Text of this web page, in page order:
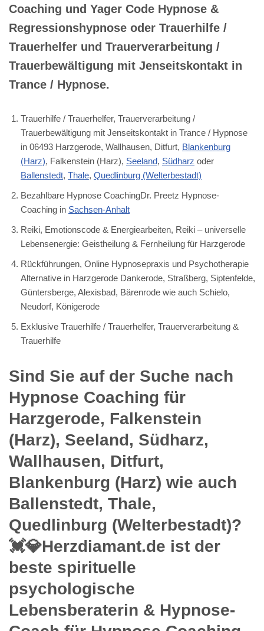
Coaching und Yager Code Hypnose &
Regressionshypnose oder Trauerhilfe /
Trauerhelfer und Trauerverarbeitung /
Trauerbewältigung mit Jenseitskontakt in
Trance / Hypnose.
Trauerhilfe / Trauerhelfer, Trauerverarbeitung /
Trauerbewältigung mit Jenseitskontakt in Trance / Hypnose
in 06493 Harzgerode, Wallhausen, Ditfurt, Blankenburg
(Harz), Falkenstein (Harz), Seeland, Südharz oder
Ballenstedt, Thale, Quedlinburg (Welterbestadt)
Bezahlbare Hypnose CoachingDr. Preetz Hypnose-
Coaching in Sachsen-Anhalt
Reiki, Emotionscode & Energiearbeiten, Reiki – universelle
Lebensenergie: Geistheilung & Fernheilung für Harzgerode
Rückführungen, Online Hypnosepraxis und Psychotherapie
Alternative in Harzgerode Dankerode, Straßberg, Siptenfelde,
Güntersberge, Alexisbad, Bärenrode wie auch Schielo,
Neudorf, Königerode
Exklusive Trauerhilfe / Trauerhelfer, Trauerverarbeitung &
Trauerhilfe
Sind Sie auf der Suche nach
Hypnose Coaching für
Harzgerode, Falkenstein
(Harz), Seeland, Südharz,
Wallhausen, Ditfurt,
Blankenburg (Harz) wie auch
Ballenstedt, Thale,
Quedlinburg (Welterbestadt)?
💓️💎Herzdiamant.de ist der
beste spirituelle
psychologische
Lebensberaterin & Hypnose-